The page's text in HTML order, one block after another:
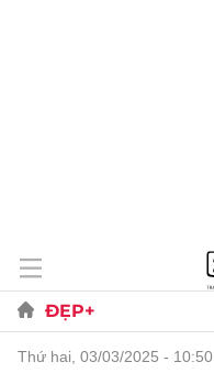
ĐẸP+
thứ hai, 03/03/2025 - 10:50